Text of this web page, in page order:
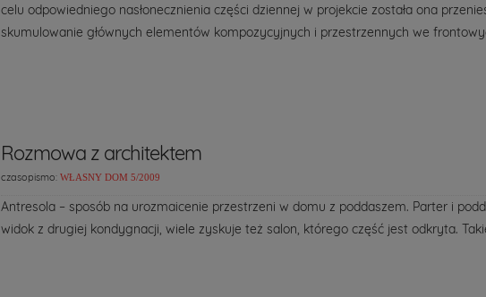
celu odpowiedniego nasłonecznienia części dziennej w projekcie została ona
skumulowanie głównych elementów kompozycyjnych i przestrzennych we
Rozmowa z architektem
czasopismo: WŁASNY DOM 5/2009
Antresola – sposób na urozmaicenie przestrzeni w domu z poddaszem. Parter i
widok z drugiej kondygnacji, wiele zyskuje też salon, którego część jest odkryta.